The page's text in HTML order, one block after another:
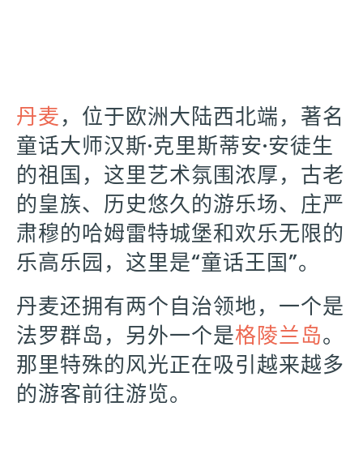
丹麦，位于欧洲大陆西北端，著名
童话大师汉斯·克里斯蒂安·安徒生
的祖国，这里艺术氛围浓厚，古老
的皇族、历史悠久的游乐场、庄严
肃穆的哈姆雷特城堡和欢乐无限的
乐高乐园，这里是“童话王国”。
丹麦还拥有两个自治领地，一个是
法罗群岛，另外一个是格陵兰岛。
那里特殊的风光正在吸引越来越多
的游客前往游览。